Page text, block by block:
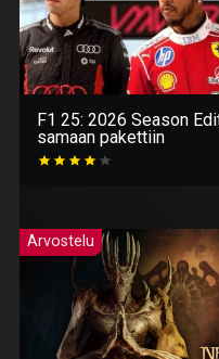
F1 25: 2026 Season
samaan pakettiin
Arvostelu